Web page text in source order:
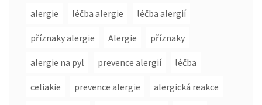
alergie léčba alergie léčba alergií
příznaky alergie Alergie příznaky
alergie na pyl prevence alergií léčba
celiakie prevence alergie alergická reakce